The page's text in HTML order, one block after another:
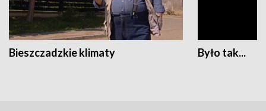
Bieszczadzkie klimaty Było tak...